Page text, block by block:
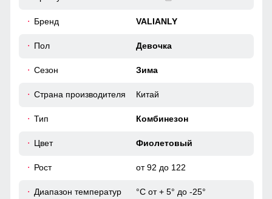
факторов, таких как ветер.
Подкладка из флиса и полиэстера: Устойчива к износу и
для повседневного использования.
Бренд VALIANLY
Пол Девочка
Сезон Зима
Страна производителя Китай
Тип Комбинезон
Цвет Фиолетовый
Рост от 92 до 122
Диапазон температур °С от + 5° до -25°